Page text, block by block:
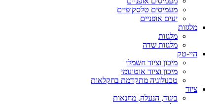
מעמיסים טלסקופיים
יעים אופניים
מלגזות
מלגזות
מלגזות שדה
היי-טק
מיכון וציוד חשמלי
מיכון וציוד אוטונומי
טכנולוגיה מתקדמת בחקלאות
ציוד
ביגוד, הנעלה, מחנאות